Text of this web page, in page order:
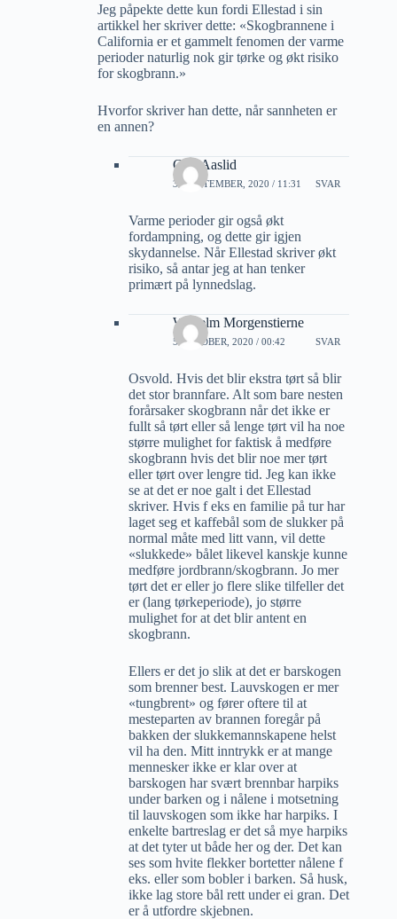
Jeg påpekte dette kun fordi Ellestad i sin
artikkel her skriver dette: «Skogbrannene i
California er et gammelt fenomen der varme
perioder naturlig nok gir tørke og økt risiko
for skogbrann.»
Hvorfor skriver han dette, når sannheten er
en annen?
Geir Aaslid
30 SEPTEMBER, 2020 / 11:31 SVAR
Varme perioder gir også økt
fordampning, og dette gir igjen
skydannelse. Når Ellestad skriver økt
risiko, så antar jeg at han tenker
primært på lynnedslag.
Wilhelm Morgenstierne
5 OKTOBER, 2020 / 00:42 SVAR
Osvold. Hvis det blir ekstra tørt så blir
det stor brannfare. Alt som bare nesten
forårsaker skogbrann når det ikke er
fullt så tørt eller så lenge tørt vil ha noe
større mulighet for faktisk å medføre
skogbrann hvis det blir noe mer tørt
eller tørt over lengre tid. Jeg kan ikke
se at det er noe galt i det Ellestad
skriver. Hvis f eks en familie på tur har
laget seg et kaffebål som de slukker på
normal måte med litt vann, vil dette
«slukkede» bålet likevel kanskje kunne
medføre jordbrann/skogbrann. Jo mer
tørt det er eller jo flere slike tilfeller det
er (lang tørkeperiode), jo større
mulighet for at det blir antent en
skogbrann.
Ellers er det jo slik at det er barskogen
som brenner best. Lauvskogen er mer
«tungbrent» og fører oftere til at
mesteparten av brannen foregår på
bakken der slukkemannskapene helst
vil ha den. Mitt inntrykk er at mange
mennesker ikke er klar over at
barskogen har svært brennbar harpiks
under barken og i nålene i motsetning
til lauvskogen som ikke har harpiks. I
enkelte bartreslag er det så mye harpiks
at det tyter ut både her og der. Det kan
ses som hvite flekker bortetter nålene f
eks. eller som bobler i barken. Så husk,
ikke lag store bål rett under ei gran. Det
er å utfordre skjebnen.